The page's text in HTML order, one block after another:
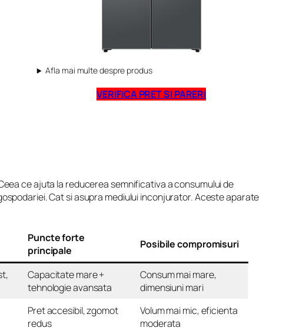
Afla mai multe despre produs
VERIFICA PRET SI PARERI
ce ajuta la reducerea semnificativa a consumului de
Cat si asupra mediului inconjurator. Aceste aparate
Puncte forte
principale
Posibile compromisuri
Capacitate mare +
tehnologie avansata
Consum mai mare,
dimensiuni mari
Pret accesibil, zgomot
redus
Volum mai mic, eficienta
moderata